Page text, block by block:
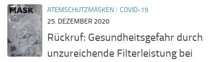
ATEMSCHUTZMASKEN/ COVID-19
25. DEZEMBER 2020
Rückruf: Gesundheitsgefahr durch
unzureichende Filterleistung bei